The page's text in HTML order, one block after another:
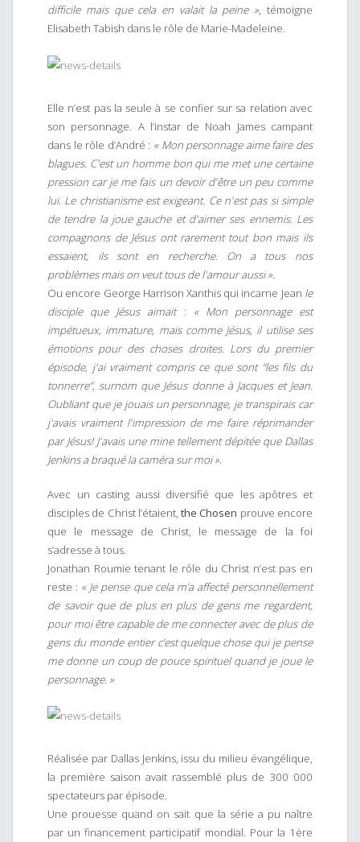
difficile mais que cela en valait la peine », témoigne
Elisabeth Tabish dans le rôle de Marie-Madeleine.
Elle n’est pas la seule à se confier sur sa relation avec
son personnage. A l’instar de Noah James campant
dans le rôle d’André : « Mon personnage aime faire des
blagues. C'est un homme bon qui me met une certaine
pression car je me fais un devoir d'être un peu comme
lui. Le christianisme est exigeant. Ce n'est pas si simple
de tendre la joue gauche et d'aimer ses ennemis. Les
compagnons de Jésus ont rarement tout bon mais ils
essaient, ils sont en recherche. On a tous nos
problèmes mais on veut tous de l'amour aussi ».
Ou encore George Harrison Xanthis qui incarne Jean le
disciple que Jésus aimait: « Mon personnage est
impétueux, immature, mais comme Jésus, il utilise ses
émotions pour des choses droites. Lors du premier
épisode, j'ai vraiment compris ce que sont “les fils du
tonnerre”, surnom que Jésus donne à Jacques et Jean.
Oubliant que je jouais un personnage, je transpirais car
j'avais vraiment l'impression de me faire réprimander
par Jésus! J'avais une mine tellement dépitée que Dallas
Jenkins a braqué la caméra sur moi »
Avec un casting aussi diversifié que les apôtres et
disciples de Christ l’étaient,the Chosen prouve encore
que le message de Christ, le message de la foi
s’adresse à tous.
Jonathan Roumie tenant le rôle du Christ n’est pas en
reste : « Je pense que cela m’a affecté personnellement
de savoir que de plus en plus de gens me regardent,
pour moi être capable de me connecter avec de plus de
gens du monde entier c’est quelque chose qui je pense
me donne un coup de pouce spirituel quand je joue le
personnage. »
Réalisée par Dallas Jenkins, issu du milieu évangélique,
la première saison avait rassemblé plus de 300 000
spectateurs par épisode.
Une prouesse quand on sait que la série a pu naître
par un financement participatif mondial. Pour la 1ère